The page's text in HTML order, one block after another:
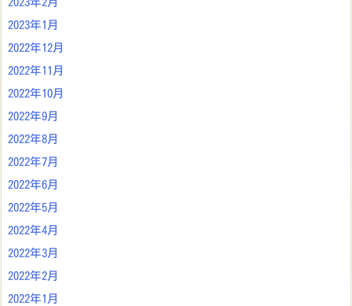
2023年1月
2022年12月
2022年11月
2022年10月
2022年9月
2022年8月
2022年7月
2022年6月
2022年5月
2022年4月
2022年3月
2022年2月
2022年1月